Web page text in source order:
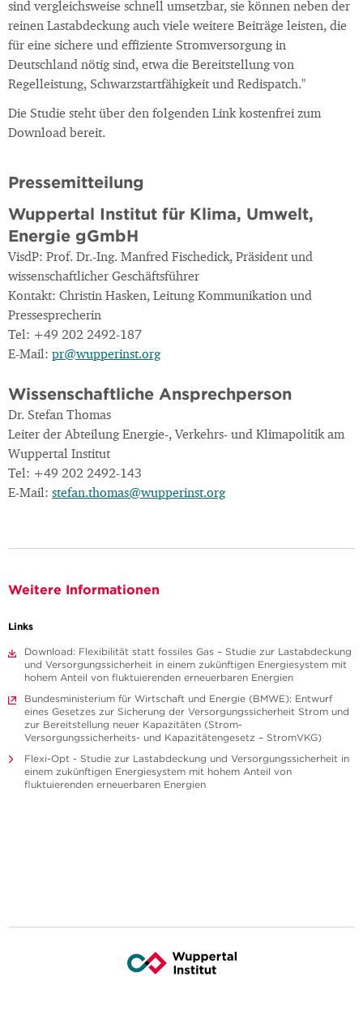
sind vergleichsweise schnell umsetzbar, sie können neben der
reinen Lastabdeckung auch viele weitere Beiträge leisten, die
für eine sichere und effiziente Stromversorgung in
Deutschland nötig sind, etwa die Bereitstellung von
Regelleistung, Schwarzstartfähigkeit und Redispatch."
Die Studie steht über den folgenden Link kostenfrei zum
Download bereit.
Pressemitteilung
Wuppertal Institut für Klima, Umwelt,
Energie gGmbH
VisdP: Prof. Dr.-Ing. Manfred Fischedick, Präsident und
wissenschaftlicher Geschäftsführer
Kontakt: Christin Hasken, Leitung Kommunikation und
Pressesprecherin
Tel: +49 202 2492-187
E-Mail: pr@wupperinst.org
Wissenschaftliche Ansprechperson
Dr. Stefan Thomas
Leiter der Abteilung Energie-, Verkehrs- und Klimapolitik am
Wuppertal Institut
Tel: +49 202 2492-143
E-Mail: stefan.thomas@wupperinst.org
Weitere Informationen
Links
Download: Flexibilität statt fossiles Gas – Studie zur Lastabdeckung
und Versorgungssicherheit in einem zukünftigen Energiesystem mit
hohem Anteil von fluktuierenden erneuerbaren Energien
Bundesministerium für Wirtschaft und Energie (BMWE): Entwurf
eines Gesetzes zur Sicherung der Versorgungssicherheit Strom und
zur Bereitstellung neuer Kapazitäten (Strom-
Versorgungssicherheits- und Kapazitätengesetz – StromVKG)
Flexi-Opt - Studie zur Lastabdeckung und Versorgungssicherheit in
einem zukünftigen Energiesystem mit hohem Anteil von
fluktuierenden erneuerbaren Energien